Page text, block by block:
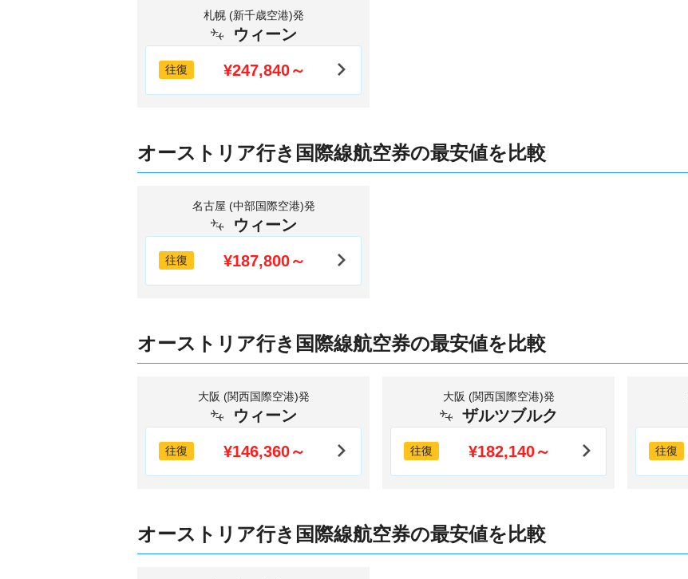
札幌 (新千歳空港)発
ウィーン
往復 ¥247,840～
オーストリア行き国際線航空券の最安値を比較
名古屋 (中部国際空港)発
ウィーン
往復 ¥187,800～
オーストリア行き国際線航空券の最安値を比較
大阪 (関西国際空港)発
ウィーン
往復 ¥146,360～
大阪 (関西国際空港)発
ザルツブルク
往復 ¥182,140～ 往復
オーストリア行き国際線航空券の最安値を比較